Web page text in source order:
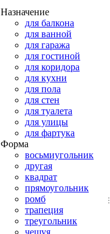
Назначение
для балкона
для ванной
для гаража
для гостиной
для коридора
для кухни
для пола
для стен
для туалета
для улицы
для фартука
Форма
восьмиугольник
другая
квадрат
прямоугольник
ромб
трапеция
треугольник
чешуя